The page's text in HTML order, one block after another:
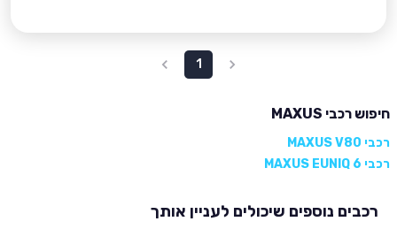
1
חיפוש רכבי MAXUS
רכבי MAXUS V80
רכבי MAXUS EUNIQ 6
רכבים נוספים שיכולים לעניין אותך